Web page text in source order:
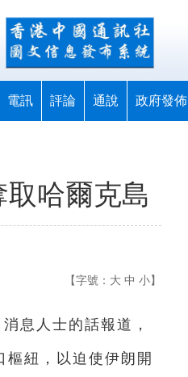
電訊 評論 通說 政府發佈
哈爾克島
【字號： 大 中 小】
息人士的話報道，
紐，以迫使伊朗開